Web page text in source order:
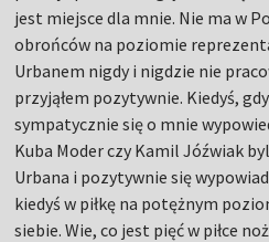
jest miejsce dla mnie. Nie ma w
obrońców na poziomie
Urbanem nigdy i nigdzie nie
przyjąłem pozytywnie. Kiedyś,
sympatycznie się o mnie
Kuba Moder czy Kamil Jóźwiak
Urbana i pozytywnie się
kiedyś w piłkę na potężnym
siebie. Wie, co jest pięć w piłce